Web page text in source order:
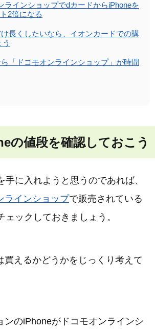
ラインショップでdカードからiPhoneを
2倍になる
長くしたいなら、イオンカードでの購
「ドコモオンラインショップ」が時間
の値段を確認しておこう
手に入れようと思うのであれば、
ラインショップで販売されている
ェックしておきましょう。
買えるかどうかをじっくり考えて
ンのiPhoneがドコモオンラインシ